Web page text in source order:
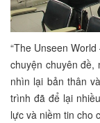
“The Unseen
chuyện chuyên đề,
nhìn lại bản thân
trình đã để lại
lực và niềm tin cho